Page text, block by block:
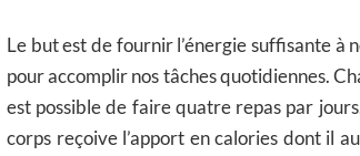
Le but est de fournir l’énergie suffisante à
pour accomplir nos tâches quotidiennes.
est possible de faire quatre repas par
corps reçoive l’apport en calories dont il